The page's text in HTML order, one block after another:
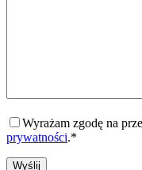
Wyrażam zgodę na
prywatności.*